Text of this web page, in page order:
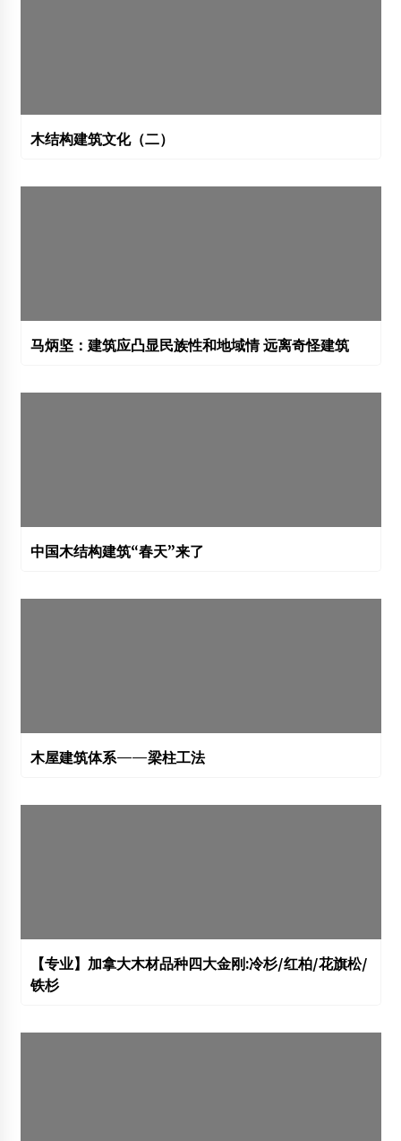
木结构建筑文化（二）
马炳坚：建筑应凸显民族性和地域情 远离奇怪建筑
中国木结构建筑“春天”来了
木屋建筑体系——梁柱工法
【专业】加拿大木材品种四大金刚:冷杉/红柏/花旗松/
铁杉